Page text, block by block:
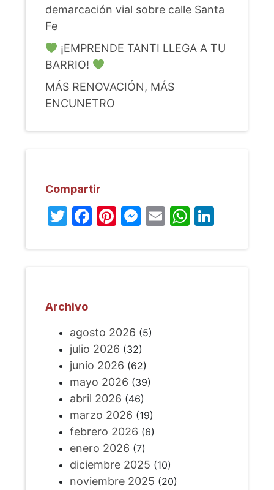
demarcación vial sobre calle Santa
Fe
¡EMPRENDE TANTI LLEGA A TU
BARRIO!
MÁS RENOVACIÓN, MÁS
ENCUNETRO
Compartir
Twitter
Facebook
Pinterest
Messenger
Email
Archivo
agosto 2026 (5)
julio 2026 (32)
junio 2026 (62)
mayo 2026 (39)
abril 2026 (46)
marzo 2026 (19)
febrero 2026 (6)
enero 2026 (7)
diciembre 2025 (10)
noviembre 2025 (20)